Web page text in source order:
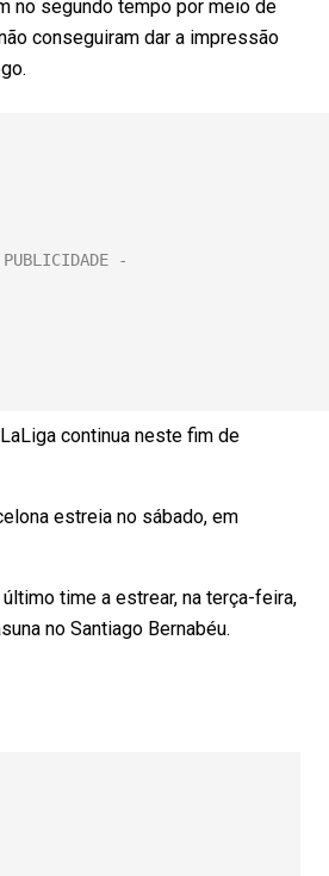
no segundo tempo por meio de
conseguiram dar a impressão
continua neste fim de
estreia no sábado, em
time a estrear, na terça-feira,
no Santiago Bernabéu.